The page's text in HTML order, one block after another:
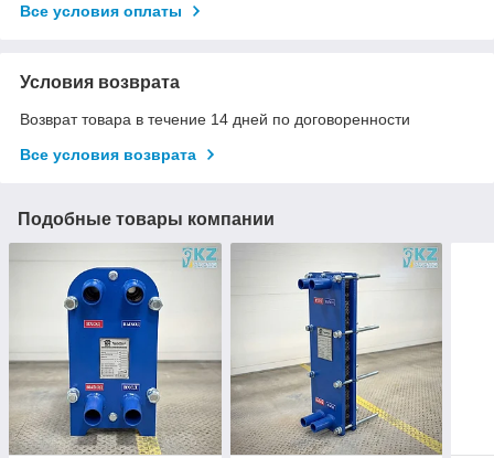
Все условия оплаты
Условия возврата
Возврат товара в течение 14 дней по договоренности
Все условия возврата
Подобные товары компании